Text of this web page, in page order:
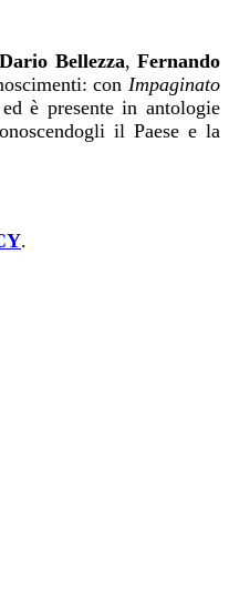
Dario Bellezza,Fernando
conImpaginato
è presente in antologie
il Paese e la
.